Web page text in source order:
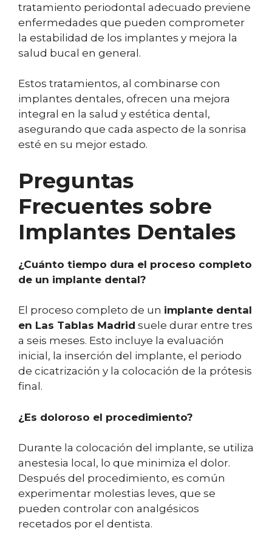
tratamiento periodontal adecuado previene
enfermedades que pueden comprometer
la estabilidad de los implantes y mejora la
salud bucal en general.
Estos tratamientos, al combinarse con
implantes dentales, ofrecen una mejora
integral en la salud y estética dental,
asegurando que cada aspecto de la sonrisa
esté en su mejor estado.
Preguntas
Frecuentes sobre
Implantes Dentales
¿Cuánto tiempo dura el proceso completo
de un implante dental?
El proceso completo de un implante dental
en Las Tablas Madrid suele durar entre tres
a seis meses. Esto incluye la evaluación
inicial, la inserción del implante, el periodo
de cicatrización y la colocación de la prótesis
final.
¿Es doloroso el procedimiento?
Durante la colocación del implante, se utiliza
anestesia local, lo que minimiza el dolor.
Después del procedimiento, es común
experimentar molestias leves, que se
pueden controlar con analgésicos
recetados por el dentista.